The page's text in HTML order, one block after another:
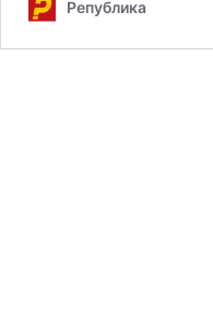
Република